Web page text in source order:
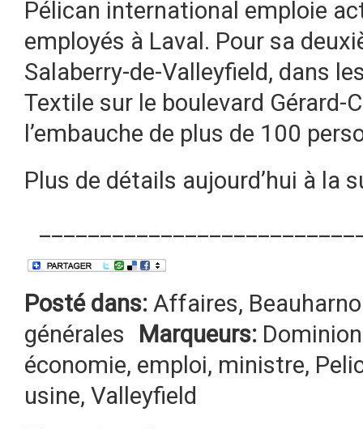
Pélican international emploie
employés à Laval. Pour sa
Salaberry-de-Valleyfield, dans
Textile sur le boulevard Gérard-
l’embauche de plus de 100
Plus de détails aujourd’hui à la
Posté dans: Affaires,
générales
Marqueurs:
économie, emploi, ministre,
usine, Valleyfield